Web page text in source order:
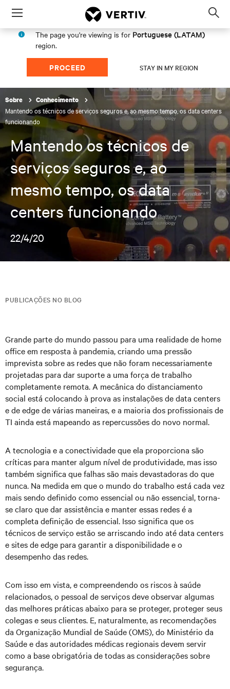
Menu
The page you're viewing is for Portuguese (LATAM)
region.
PROCEED STAY IN MY REGION
Sobre Conhecimento
Mantendo os técnicos de serviços seguros e, ao mesmo tempo, os data centers
funcionando
Mantendo os técnicos de
serviços seguros e, ao
mesmo tempo, os data
centers funcionando
22/4/20
PUBLICAÇÕES NO BLOG
Grande parte do mundo passou para uma realidade de home
office em resposta à pandemia, criando uma pressão
imprevista sobre as redes que não foram necessariamente
projetadas para dar suporte a uma força de trabalho
completamente remota. A mecânica do distanciamento
social está colocando à prova as instalações de data centers
e de edge de várias maneiras, e a maioria dos profissionais de
TI ainda está mapeando as repercussões do novo normal.
A tecnologia e a conectividade que ela proporciona são
críticas para manter algum nível de produtividade, mas isso
também significa que falhas são mais devastadoras do que
nunca. Na medida em que o mundo do trabalho está cada vez
mais sendo definido como essencial ou não essencial, torna-
se claro que dar assistência e manter essas redes é a
completa definição de essencial. Isso significa que os
técnicos de serviço estão se arriscando indo até data centers
e sites de edge para garantir a disponibilidade e o
desempenho das redes.
Com isso em vista, e compreendendo os riscos à saúde
relacionados, o pessoal de serviços deve observar algumas
das melhores práticas abaixo para se proteger, proteger seus
colegas e seus clientes. E, naturalmente, as recomendações
da Organização Mundial de Saúde (OMS), do Ministério da
Saúde e das autoridades médicas regionais devem servir
como a base obrigatória de todas as considerações sobre
segurança.